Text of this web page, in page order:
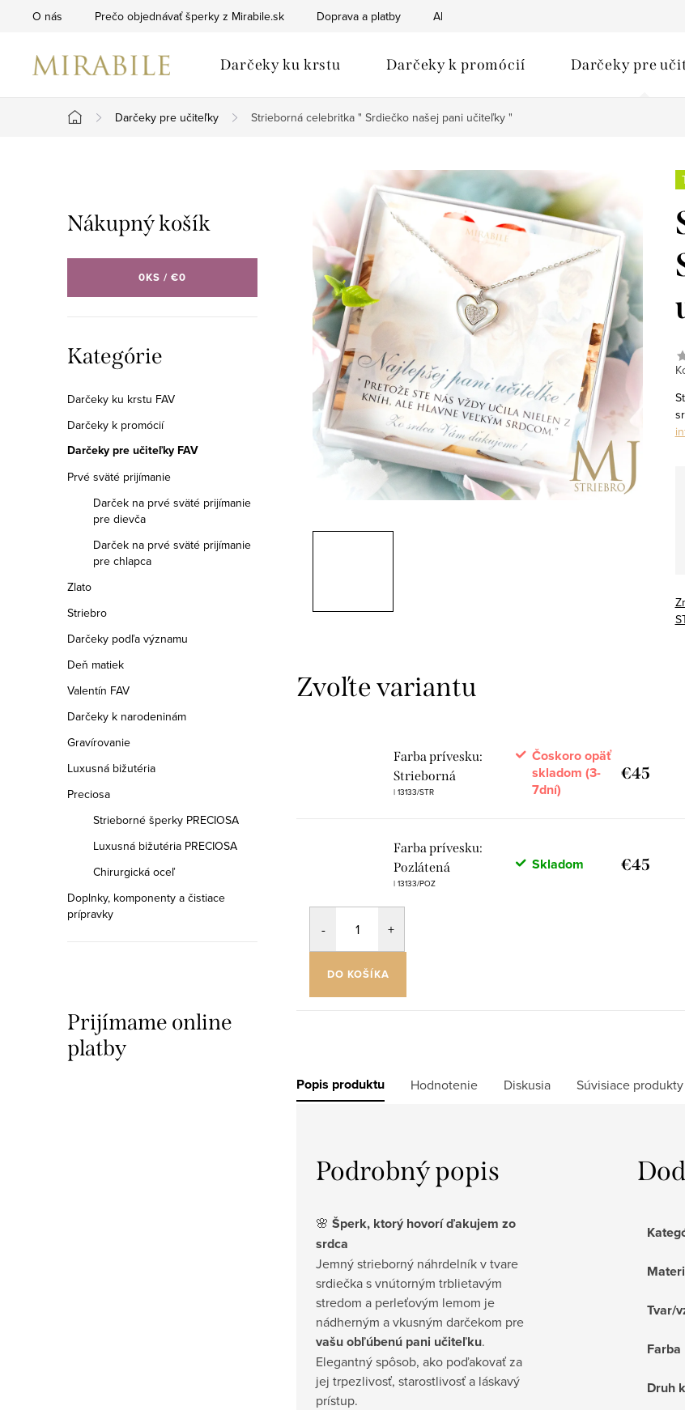
O nás Prečo objednávať šperky z Mirabile.sk Doprava a platby Ako nakupovať
Darčeky ku krstu Darčeky k promócií Darčeky pre
Domov
Darčeky pre učiteľky Strieborná celebritka " Srdiečko našej pani učiteľky "
o
p
a
n
e
l
Nákupný košík
0KS / €0
Preskočiť
kategórie
Kategórie
Darčeky ku krstu FAV
Darčeky k promócií
Darčeky pre učiteľky FAV
Prvé sväté prijímanie
Darček na prvé sväté prijímanie
pre dievča
Darček na prvé sväté prijímanie
pre chlapca
Zlato
Striebro
Darčeky podľa významu
Deň matiek
Valentín FAV
Darčeky k narodeninám
Gravírovanie
Luxusná bižutéria
Preciosa
Strieborné šperky PRECIOSA
Luxusná bižutéria PRECIOSA
Chirurgická oceľ
Doplnky, komponenty a čistiace
prípravky
Prijímame online
platby
Farba prívesku:
Strieborná
| 13133/STR
Čoskoro opäť
skladom (3-
7dní)
€45
Farba prívesku:
Pozlátená
| 13133/POZ
Skladom €45
DO KOŠÍKA
Popis produktu Hodnotenie Diskusia Súvisiace produkty
Podrobný popis
🌸 Šperk, ktorý hovorí ďakujem zo
srdca
Jemný strieborný náhrdelník v tvare
srdiečka s vnútorným trblietavým
stredom a perleťovým lemom je
nádherným a vkusným darčekom pre
vašu obľúbenú pani učiteľku.
Elegantný spôsob, ako poďakovať za
jej trpezlivosť, starostlivosť a láskavý
prístup.
Tvar/
Druh